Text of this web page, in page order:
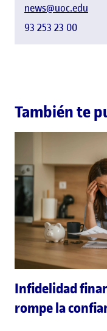
news@uoc.edu
93 253 23 00
También te
Infidelidad
rompe la